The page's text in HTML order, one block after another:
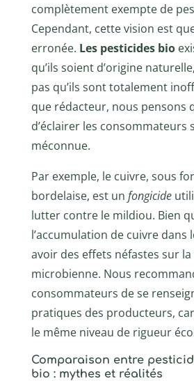
complètement exempte de
Cependant, cette vision est
erronée. Les pesticides bio
qu’ils soient d’origine
pas qu’ils sont totalement
que rédacteur, nous pensons
d’éclairer les consommateurs
méconnue.
Par exemple, le cuivre, sous
bordelaise, est un fongicide
lutter contre le mildiou. Bien
l’accumulation de cuivre dans
avoir des effets néfastes sur
microbienne. Nous
consommateurs de se
pratiques des producteurs,
le même niveau de rigueur
Comparaison entre
bio : mythes et réalités